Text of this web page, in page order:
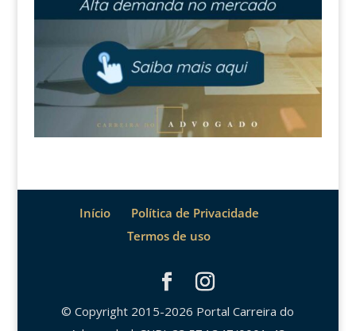
Início
Política de Privacidade
Termos de uso
© Copyright 2015-2026 Portal Carreira do